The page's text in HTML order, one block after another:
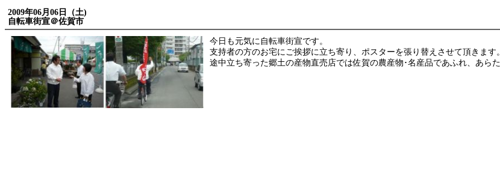
2009年06月06日（土)
自転車街宣＠佐賀市
今日も元気に自転車街宣です。
支持者の方のお宅にご挨拶に立ち寄り、ポスターを張り替えさせて頂きます。
途中立ち寄った郷土の産物直売店では佐賀の農産物･名産品であふれ、あら